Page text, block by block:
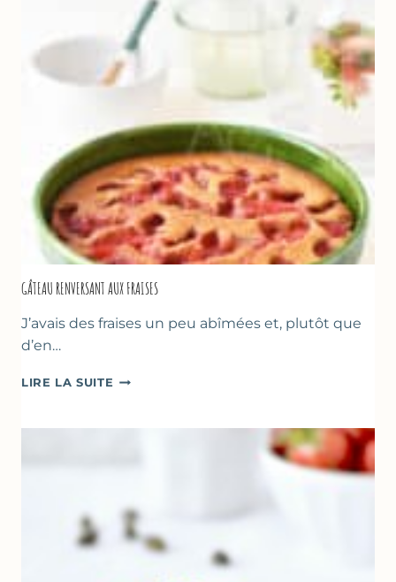
GÂTEAU RENVERSANT AUX FRAISES
J’avais des fraises un peu abîmées et, plutôt que
d’en…
LIRE LA SUITE GÂTEAU
FRAISES